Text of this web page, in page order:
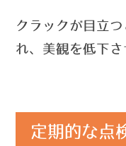
クラックが目立
れ、美観を低下さ
定期的な点